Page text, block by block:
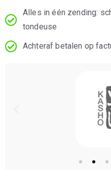
Alles in één zending:
tondeuse
Achteraf betalen op